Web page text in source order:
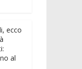
ecco
al